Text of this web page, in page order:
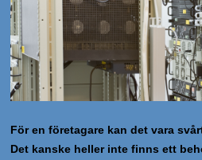
För en företagare kan det vara
Det kanske heller inte finns ett